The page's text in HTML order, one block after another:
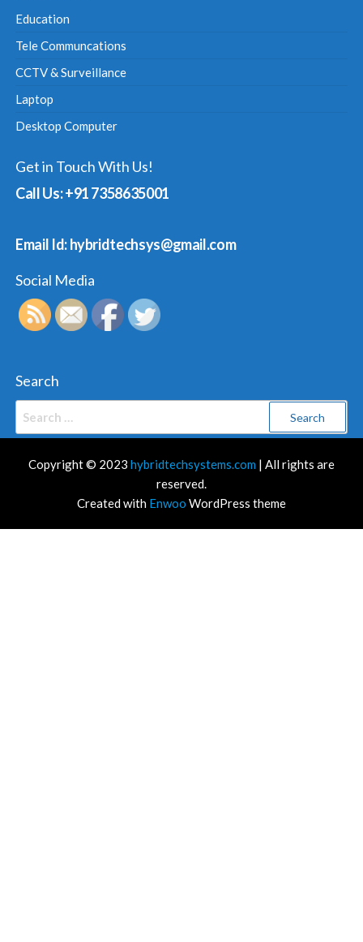
Education
Tele Communcations
CCTV & Surveillance
Laptop
Desktop Computer
Get in Touch With Us!
Call Us: +91 7358635001
Email Id: hybridtechsys@gmail.com
Social Media
Search
Copyright © 2023 hybridtechsystems.com | All rights are
reserved.
Created with Enwoo WordPress theme